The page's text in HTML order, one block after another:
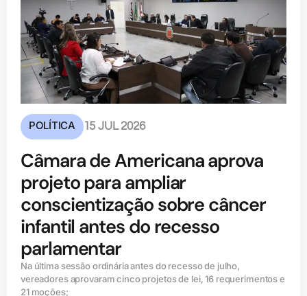
POLÍTICA 15 JUL 2026
Câmara de Americana aprova
projeto para ampliar
conscientização sobre câncer
infantil antes do recesso
parlamentar
Na última sessão ordinária antes do recesso de julho,
vereadores aprovaram cinco projetos de lei, 16 requerimentos e
21 moções;